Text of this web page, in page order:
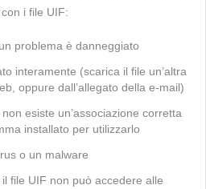
i file UIF:
problema è danneggiato
interamente (scarica il file un’altra
oppure dall’allegato della e-mail)
esiste un’associazione corretta
installato per utilizzarlo
o un malware
il file UIF non può accedere alle